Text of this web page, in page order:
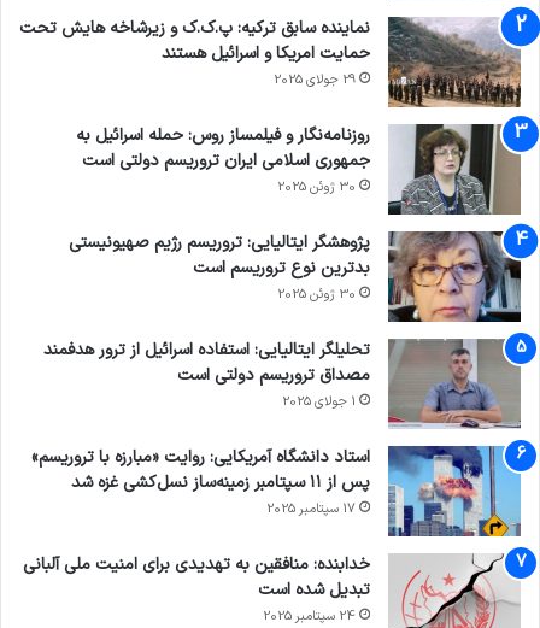
نماینده سابق ترکیه: پ.ک.ک و زیرشاخه هایش تحت
حمایت امریکا و اسرائیل هستند
29 جولای 2025
روزنامه‌نگار و فیلمساز روس: حمله اسرائیل به
جمهوری اسلامی ایران تروریسم دولتی است
30 ژوئن 2025
پژوهشگر ایتالیایی: تروریسم رژیم صهیونیستی
بدترین نوع تروریسم است
30 ژوئن 2025
تحلیلگر ایتالیایی: استفاده اسرائیل از ترور هدفمند
مصداق تروریسم دولتی است
1 جولای 2025
استاد دانشگاه آمریکایی: روایت «مبارزه با تروریسم»
پس از ۱۱ سپتامبر زمینه‌ساز نسل‌کشی غزه شد
17 سپتامبر 2025
خدابنده: منافقین به تهدیدی برای امنیت ملی آلبانی
تبدیل شده است
24 سپتامبر 2025